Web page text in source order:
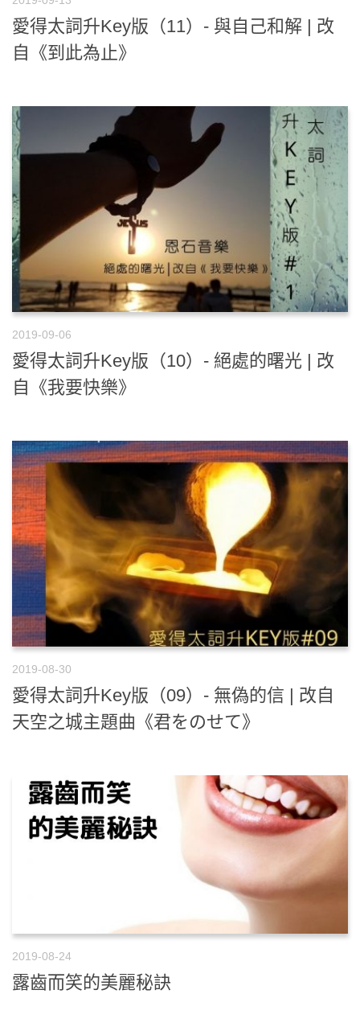
愛得太詞升Key版（11）- 與自己和解 | 改
自《到此為止》
2019-09-06
愛得太詞升Key版（10）- 絕處的曙光 | 改
自《我要快樂》
2019-08-30
愛得太詞升Key版（09）- 無偽的信 | 改自
天空之城主題曲《君をのせて》
2019-08-24
露齒而笑的美麗秘訣